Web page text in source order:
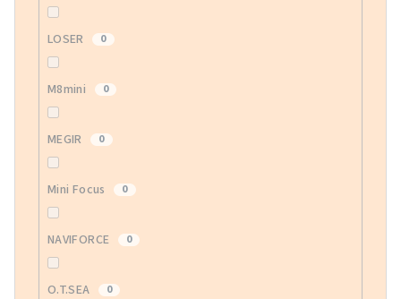
LOSER 0
M8mini 0
MEGIR 0
Mini Focus 0
NAVIFORCE 0
O.T.SEA 0